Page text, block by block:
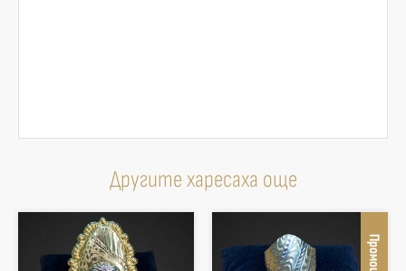
Другите харесаха още
Промоция